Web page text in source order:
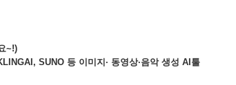
~!)
SUNO 등 이미지· 동영상·음악 생성 AI툴